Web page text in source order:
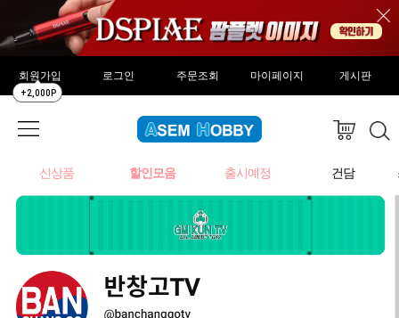
회원가입
+2,000P
로그인 주문조회 마이페이지 게시판
신상품 할인모음 출시예정 건담